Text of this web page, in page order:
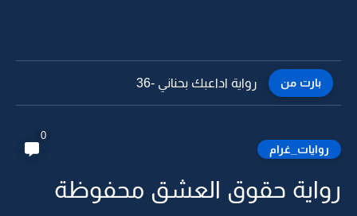
بارت من رواية اداعبك بحناني -36
روايات_غرام
0
رواية حقوق العشق محفوظة